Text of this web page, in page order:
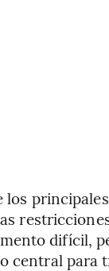
los
difícil,
central para